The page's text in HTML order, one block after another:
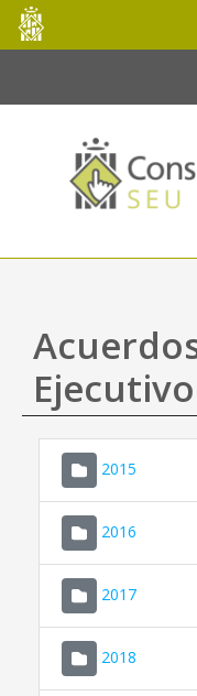
Saltar al contenido
Consell
de
Mallorca
Ejecutivo
2015
2016
2017
2018